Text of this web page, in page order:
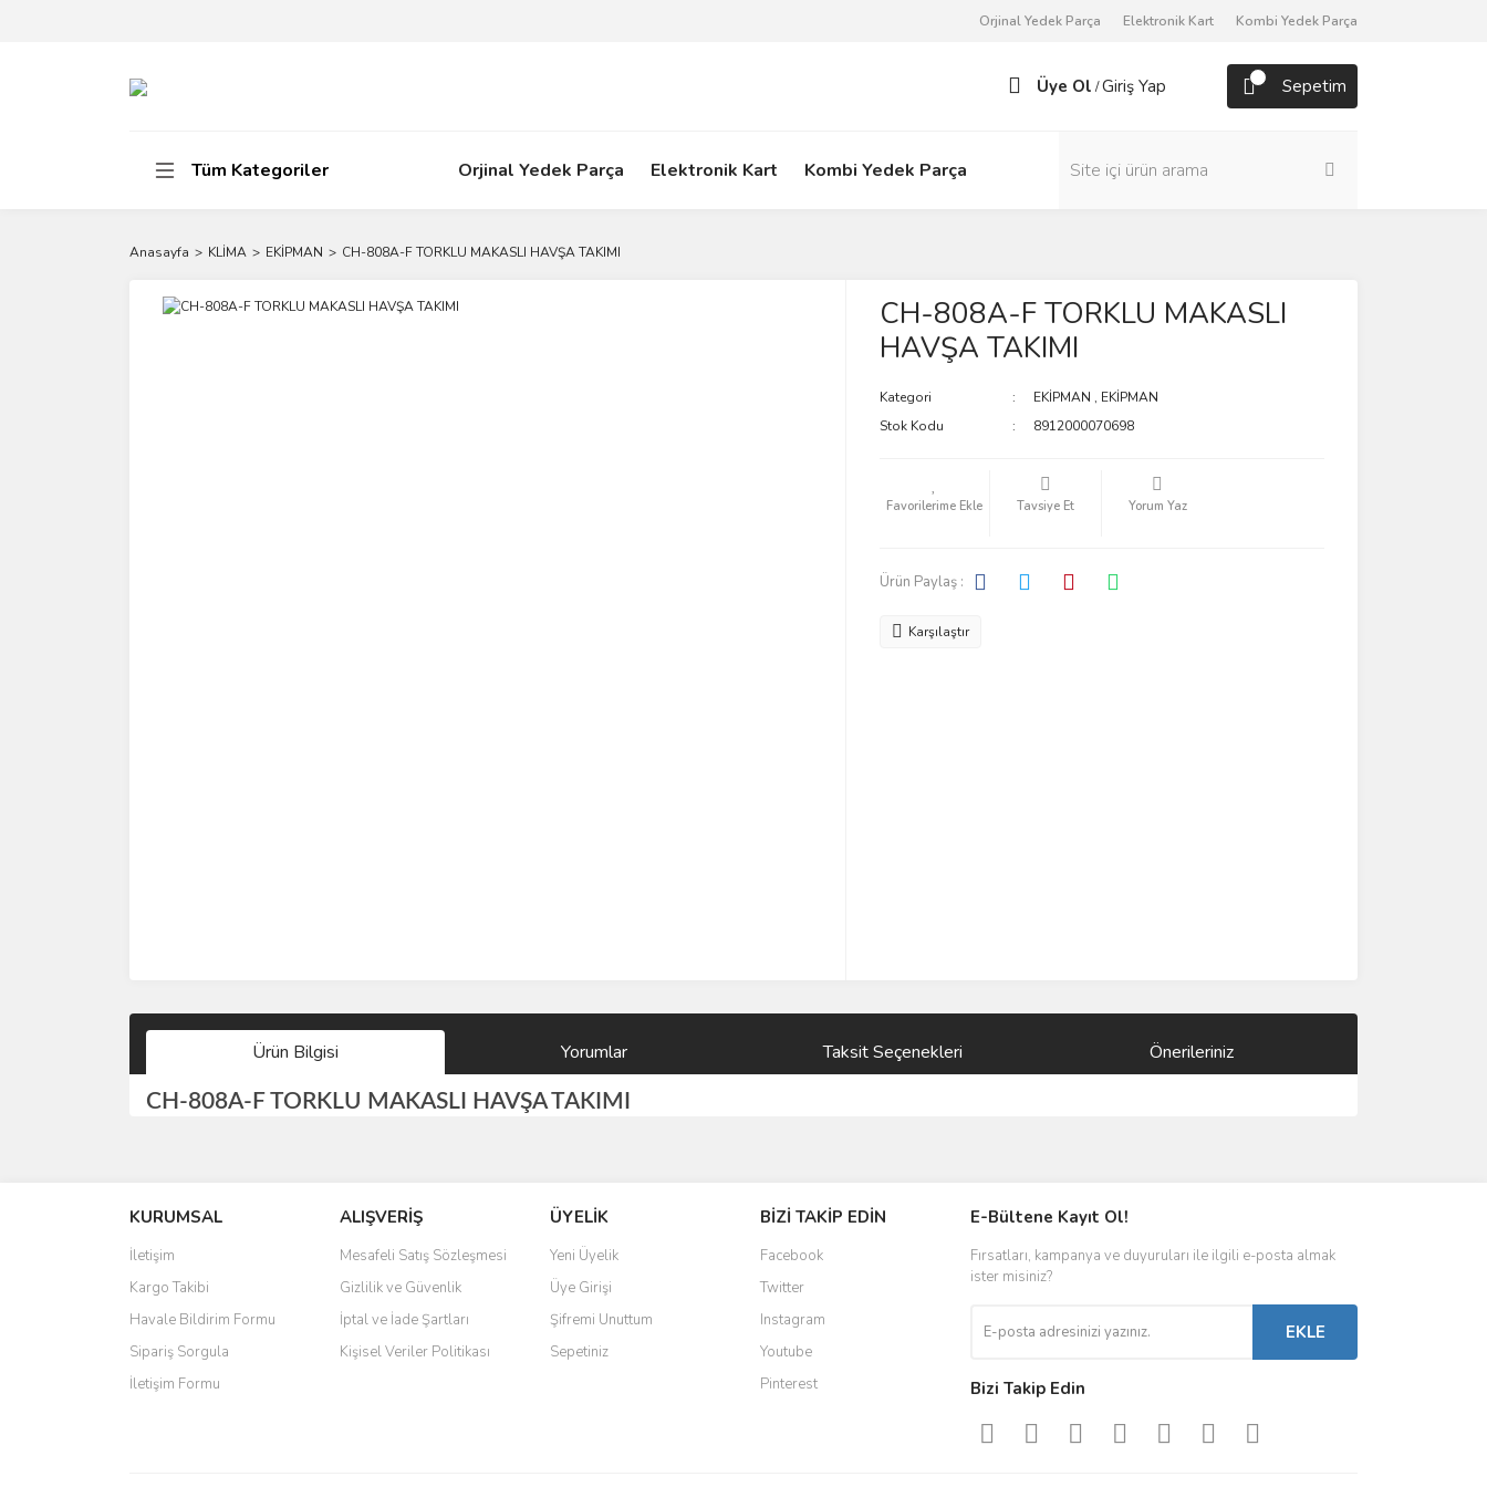
Orjinal Yedek Parça Elektronik Kart Kombi Yedek Parça
Üye Ol /Giriş Yap Sepetim
Tüm Kategoriler Orjinal Yedek Parça Elektronik Kart Kombi Yedek Parça
Anasayfa KLİMA EKİPMAN CH-808A-F TORKLU MAKASLI HAVŞA TAKIMI
CH-808A-F TORKLU MAKASLI
HAVŞA TAKIMI
Kategori EKİPMAN , EKİPMAN
Stok Kodu
8912000070698
Tavsiye Et Yorum Yaz
Ürün Paylaş :
Karşılaştır
Ürün Bilgisi Yorumlar Taksit Seçenekleri Önerileriniz
CH-808A-F TORKLU MAKASLI HAVŞA TAKIMI
Ürün resmi kalitesiz, bozuk veya görüntülenemiyor.
Ürün açıklamasında eksik bilgiler bulunuyor.
Ürün bilgilerinde hatalar bulunuyor.
Ürün fiyatı diğer sitelerden daha pahalı.
Bu ürüne benzer farklı alternatifler olmalı.
KURUMSAL
İletişim
Kargo Takibi
Havale Bildirim Formu
Sipariş Sorgula
İletişim Formu
ALIŞVERİŞ
Mesafeli Satış Sözleşmesi
Gizlilik ve Güvenlik
İptal ve İade Şartları
Kişisel Veriler Politikası
ÜYELİK
Yeni Üyelik
Üye Girişi
Şifremi Unuttum
Sepetiniz
BİZİ TAKİP EDİN
Facebook
Twitter
Instagram
Youtube
Pinterest
E-Bültene Kayıt Ol!
Fırsatları, kampanya ve duyuruları ile ilgili e-posta almak
ister misiniz?
EKLE
Bizi Takip Edin